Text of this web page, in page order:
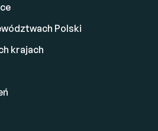
Polski
krajach